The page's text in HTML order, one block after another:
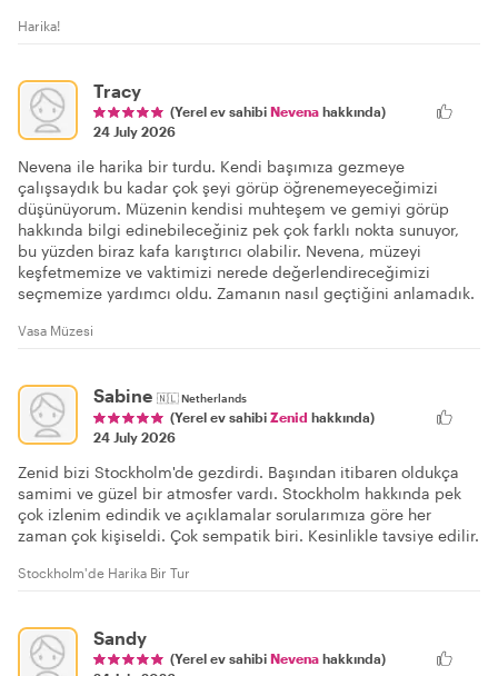
Harika!
Tracy
(Yerel ev sahibi Nevena hakkında)
24 July 2026
Nevena ile harika bir turdu. Kendi başımıza gezmeye
çalışsaydık bu kadar çok şeyi görüp öğrenemeyeceğimizi
düşünüyorum. Müzenin kendisi muhteşem ve gemiyi görüp
hakkında bilgi edinebileceğiniz pek çok farklı nokta sunuyor,
bu yüzden biraz kafa karıştırıcı olabilir. Nevena, müzeyi
keşfetmemize ve vaktimizi nerede değerlendireceğimizi
seçmemize yardımcı oldu. Zamanın nasıl geçtiğini anlamadık.
Vasa Müzesi
Sabine 🇳🇱Netherlands
(Yerel ev sahibi Zenid hakkında)
24 July 2026
Zenid bizi Stockholm'de gezdirdi. Başından itibaren oldukça
samimi ve güzel bir atmosfer vardı. Stockholm hakkında pek
çok izlenim edindik ve açıklamalar sorularımıza göre her
zaman çok kişiseldi. Çok sempatik biri. Kesinlikle tavsiye edilir.
Stockholm'de Harika Bir Tur
Sandy
(Yerel ev sahibi Nevena hakkında)